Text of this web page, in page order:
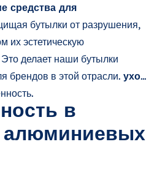
средства для
бутылки от разрушения,
их эстетическую
Это делает наши бутылки
брендов в этой отрасли. уход
в
алюминиевых